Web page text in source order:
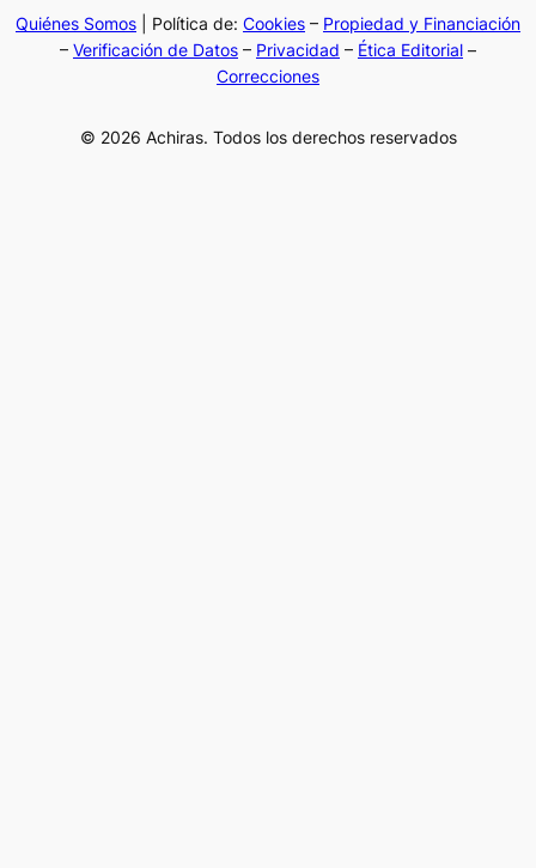
Quiénes Somos | Política de: Cookies – Propiedad y Financiación
– Verificación de Datos – Privacidad – Ética Editorial –
Correcciones
© 2026 Achiras. Todos los derechos reservados